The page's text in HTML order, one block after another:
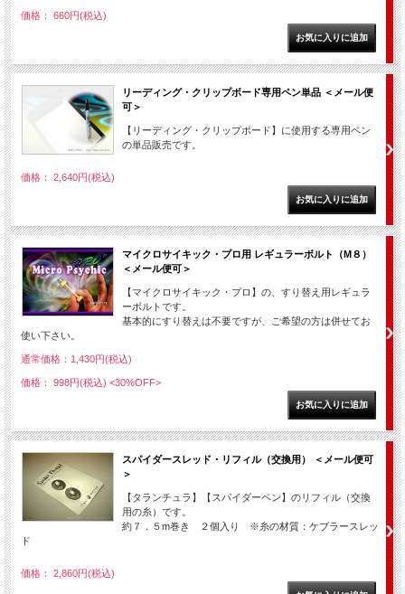
価格： 660円(税込)
リーディング・クリップボード専用ペン単品 ＜メール便
可＞
【リーディング・クリップボード】に使用する専用ペン
の単品販売です。
価格： 2,640円(税込)
マイクロサイキック・プロ用 レギュラーボルト（M８）
＜メール便可＞
【マイクロサイキック・プロ】の、すり替え用レギュラ
ーボルトです。
基本的にすり替えは不要ですが、ご希望の方は併せてお
使い下さい。
通常価格：1,430円(税込)
価格： 998円(税込) <30%OFF>
スパイダースレッド・リフィル（交換用） ＜メール便可
＞
【タランチュラ】【スパイダーペン】のリフィル（交換
用の糸）です。
約７．５m巻き ２個入り ※糸の材質：ケブラースレッ
ド
価格： 2,860円(税込)